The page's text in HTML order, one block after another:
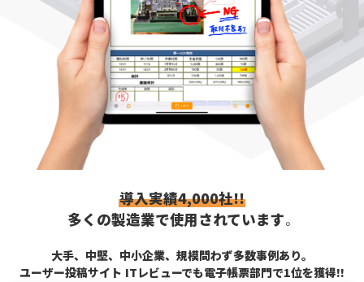
導入実績4,000社!!
多くの製造業で使用されています。
大手、中堅、中小企業、規模問わず多数事例あり。
ユーザー投稿サイト ITレビューでも電子帳票部門で1位を獲得!!